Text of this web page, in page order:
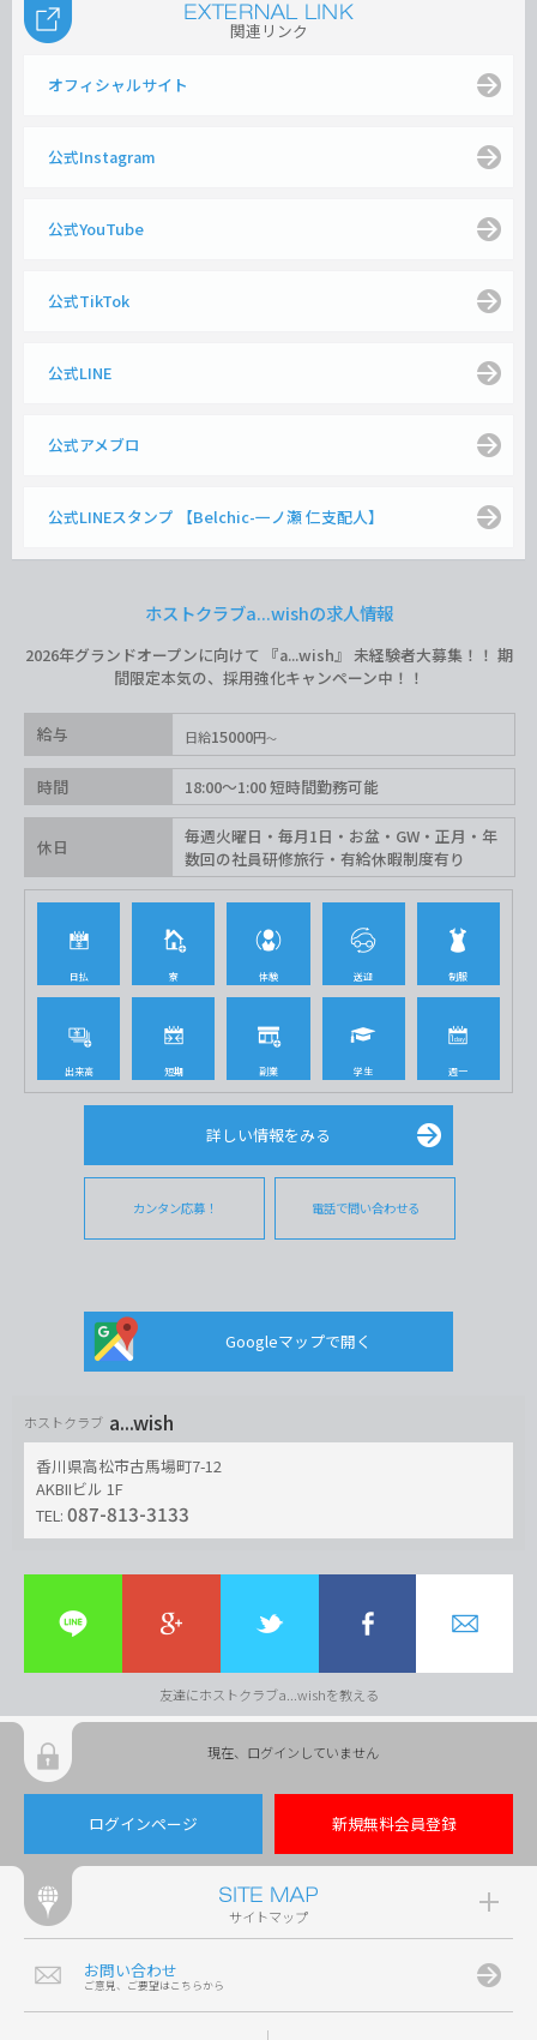
関連リンク
オフィシャルサイト
公式Instagram
公式YouTube
公式TikTok
公式LINE
公式アメブロ
公式LINEスタンプ 【Belchic-一ノ瀬 仁支配人】
ホストクラブa...wishの求人情報
2026年グランドオープンに向けて 『a...wish』 未経験者大募集！！ 期
間限定本気の、採用強化キャンペーン中！！
給与 日給15000円
時間 18:00〜1:00 短時間勤務可能
休日
毎週火曜日・毎月1日・お盆・GW・正月・年
数回の社員研修旅行・有給休暇制度有り
日払 寮 体験 送迎 制服
出来高 短期 副業 学生 週一
詳しい情報をみる
カンタン応募！ 電話で問い合わせる
Googleマップで開く
ホストクラブ a...wish
香川県高松市古馬場町7-12
AKBIIビル 1F
TEL: 087-813-3133
友達にホストクラブa...wishを教える
現在、ログインしていません
ログインページ 新規無料会員登録
サイトマップ
お問い合わせ
ご意見、ご要望はこちらから